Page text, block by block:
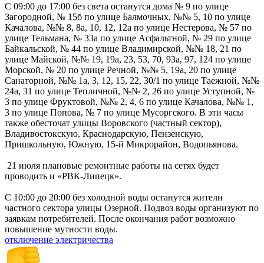
С 09:00 до 17:00 без света останутся дома № 9 по улице
Загородной, № 15б по улице Балмочных, №№ 5, 10 по улице
Качалова, №№ 8, 8а, 10, 12, 12а по улице Нестерова, № 57 по
улице Тельмана, № 33а по улице Асфальтной, № 29 по улице
Байкальской, № 44 по улице Владимирской, №№ 18, 21 по
улице Майской, №№ 19, 19а, 23, 53, 70, 93а, 97, 124 по улице
Морской, № 20 по улице Речной, №№ 5, 19а, 20 по улице
Санаторной, №№ 1а, 3, 12, 15, 22, 30/1 по улице Таежной, №№
24а, 31 по улице Тепличной, №№ 2, 26 по улице Уступной, №
3 по улице Фруктовой, №№ 2, 4, 6 по улице Качалова, №№ 1,
3 по улице Попова, № 7 по улице Мусоргского. В эти часы
также обесточат улицы Воровского (частный сектор),
Владивостокскую, Краснодарскую, Пензенскую,
Пришкольную, Южную, 15-й Микрорайон, Водопьянова.
21 июля плановые ремонтные работы на сетях будет
проводить и «РВК-Липецк».
С 10:00 до 20:00 без холодной воды останутся жители
частного сектора улицы Озерной. Подвоз воды организуют по
заявкам потребителей. После окончания работ возможно
повышение мутности воды.
отключение электричества